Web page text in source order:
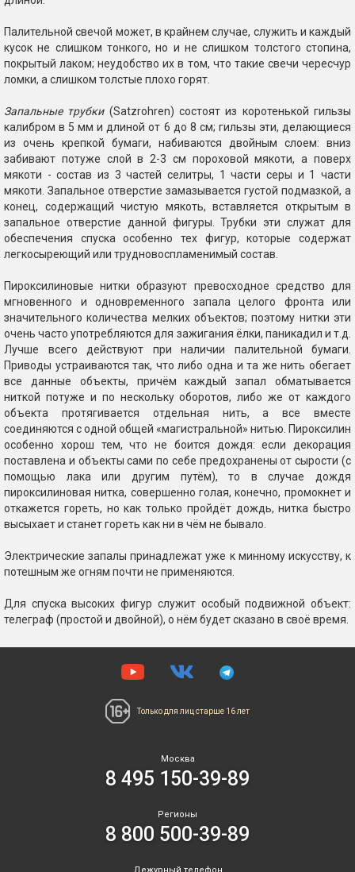
Палительной свечой может, в крайнем случае, служить и каждый
кусок не слишком тонкого, но и не слишком толстого стопина,
покрытый лаком; неудобство их в том, что такие свечи чересчур
ломки, а слишком толстые плохо горят.
Запальные трубки(Satzrohren) состоят из коротенькой гильзы
калибром в 5 мм и длиной от 6 до 8 см; гильзы эти, делающиеся
из очень крепкой бумаги, набиваются двойным слоем: вниз
забивают потуже слой в 2-3 см пороховой мякоти, а поверх
мякоти - состав из 3 частей селитры, 1 части серы и 1 части
мякоти. Запальное отверстие замазывается густой подмазкой, а
конец, содержащий чистую мякоть, вставляется открытым в
запальное отверстие данной фигуры. Трубки эти служат для
обеспечения спуска особенно тех фигур, которые содержат
легкосыреющий или трудновоспламенимый состав.
Пироксилиновые нитки образуют превосходное средство для
мгновенного и одновременного запала целого фронта или
значительного количества мелких объектов; поэтому нитки эти
очень часто употребляются для зажигания ёлки, паникадил и т.д.
Лучше всего действуют при наличии палительной бумаги.
Приводы устраиваются так, что либо одна и та же нить обегает
все данные объекты, причём каждый запал обматывается
ниткой потуже и по нескольку оборотов, либо же от каждого
объекта протягивается отдельная нить, а все вместе
соединяются с одной общей «магистральной» нитью. Пироксилин
особенно хорош тем, что не боится дождя: если декорация
поставлена и объекты сами по себе предохранены от сырости (с
помощью лака или другим путём), то в случае дождя
пироксилиновая нитка, совершенно голая, конечно, промокнет и
откажется гореть, но как только пройдёт дождь, нитка быстро
высыхает и станет гореть как ни в чём не бывало.
Электрические запалы принадлежат уже к минному искусству, к
потешным же огням почти не применяются.
Для спуска высоких фигур служит особый подвижной объект:
телеграф (простой и двойной), о нём будет сказано в своё время.
Только для лицстарше 16 лет
Москва
8 495 150-39-89
Регионы
8 800 500-39-89